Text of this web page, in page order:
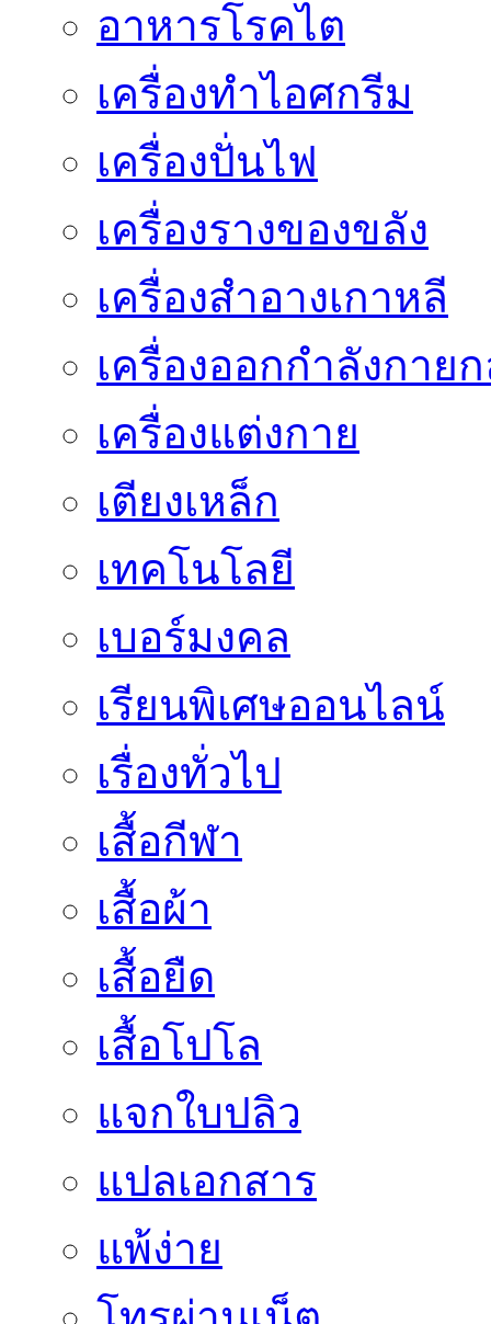
อาหารโรคไต
เครื่องทำไอศกรีม
เครื่องปั่นไฟ
เครื่องรางของขลัง
เครื่องสำอางเกาหลี
เครื่องออกกำลังกาย
เครื่องแต่งกาย
เตียงเหล็ก
เทคโนโลยี
เบอร์มงคล
เรียนพิเศษออนไลน์
เรื่องทั่วไป
เสื้อกีฬา
เสื้อผ้า
เสื้อยืด
เสื้อโปโล
แจกใบปลิว
แปลเอกสาร
แพ้ง่าย